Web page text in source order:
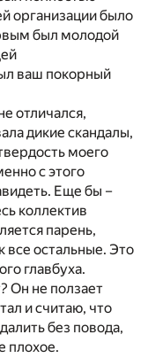
организации было
был молодой
ваш покорный
отличался,
дикие скандалы,
моего
с этого
Еще бы –
коллектив
парень,
все остальные. Это
главбуха.
Он не ползает
и считаю, что
без повода,
плохое.